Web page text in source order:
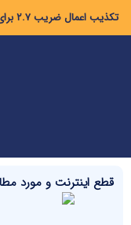
تکذیب اعمال ضریب ۲.۷ برای اینترنت بین‌الملل از سوی سازمان تنظیم مقررات
قطع اینترنت و مورد